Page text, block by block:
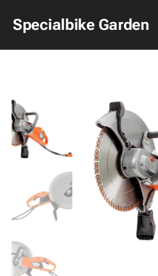
Specialbike Garden